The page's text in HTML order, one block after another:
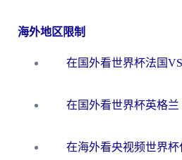
海外地区限制